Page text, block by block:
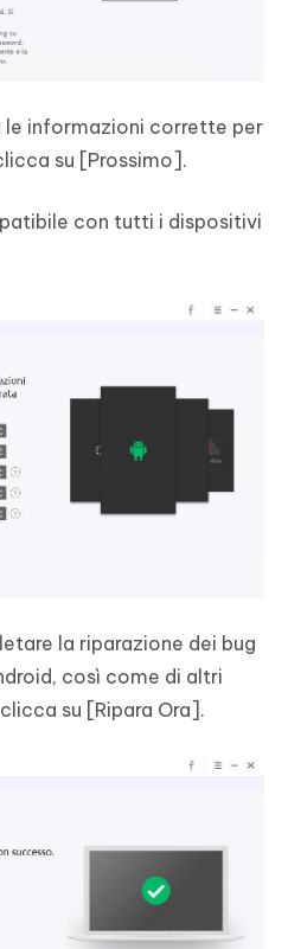
le informazioni corrette per
su [Prossimo].
con tutti i dispositivi
la riparazione dei bug
così come di altri
su [Ripara Ora].